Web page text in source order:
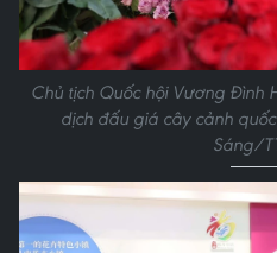
Chủ tịch Quốc hội Vương Đình
dịch đấu giá cây cảnh
Sáng/